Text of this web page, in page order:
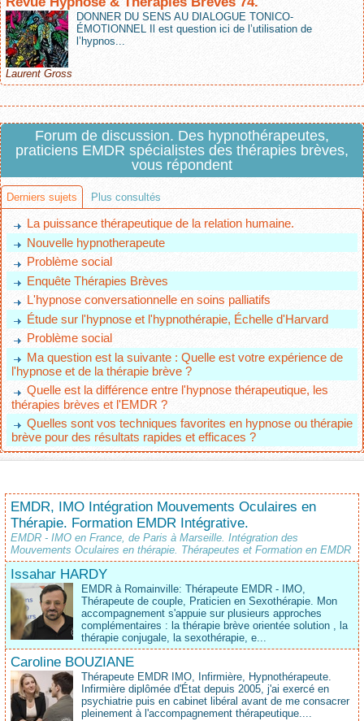
DONNER DU SENS AU DIALOGUE TONICO-
ÉMOTIONNEL Il est question ici de l’utilisation de
l’hypnos...
Laurent Gross
Forum de discussion. Des hypnothérapeutes,
praticiens EMDR spécialistes des thérapies brèves,
vous répondent
Derniers sujets Plus consultés
La puissance thérapeutique de la relation humaine.
Nouvelle hypnotherapeute
Problème social
Enquête Thérapies Brèves
L'hypnose conversationnelle en soins palliatifs
Étude sur l'hypnose et l'hypnothérapie, Échelle d'Harvard
Problème social
Ma question est la suivante : Quelle est votre expérience de
l'hypnose et de la thérapie brève ?
Quelle est la différence entre l'hypnose thérapeutique, les
thérapies brèves et l'EMDR ?
Quelles sont vos techniques favorites en hypnose ou thérapie
brève pour des résultats rapides et efficaces ?
EMDR, IMO Intégration Mouvements Oculaires en
Thérapie. Formation EMDR Intégrative.
EMDR - IMO en France, de Paris à Marseille. Intégration des
Mouvements Oculaires en thérapie. Thérapeutes et Formation en EMDR
Issahar HARDY
EMDR à Romainville: Thérapeute EMDR - IMO,
Thérapeute de couple, Praticien en Sexothérapie. Mon
accompagnement s'appuie sur plusieurs approches
complémentaires : la thérapie brève orientée solution , la
thérapie conjugale, la sexothérapie, e...
Caroline BOUZIANE
Thérapeute EMDR IMO, Infirmière, Hypnothérapeute.
Infirmière diplômée d'État depuis 2005, j'ai exercé en
psychiatrie puis en cabinet libéral avant de me consacrer
pleinement à l'accompagnement thérapeutique....